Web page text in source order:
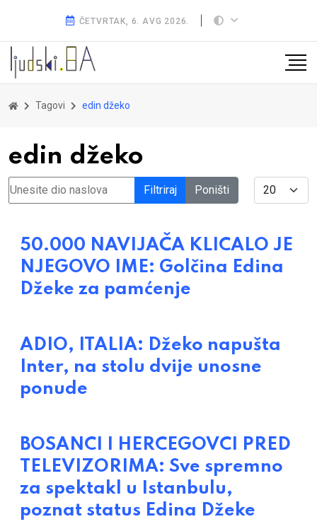
ČETVRTAK, 6. AVG 2026.
Tagovi edin džeko
edin džeko
Unesite dio naslova Filtriraj Poništi Display #
50.000 NAVIJAČA KLICALO JE
NJEGOVO IME: Golčina Edina
Džeke za pamćenje
ADIO, ITALIA: Džeko napušta
Inter, na stolu dvije unosne
ponude
BOSANCI I HERCEGOVCI PRED
TELEVIZORIMA: Sve spremno
za spektakl u Istanbulu,
poznat status Edina Džeke